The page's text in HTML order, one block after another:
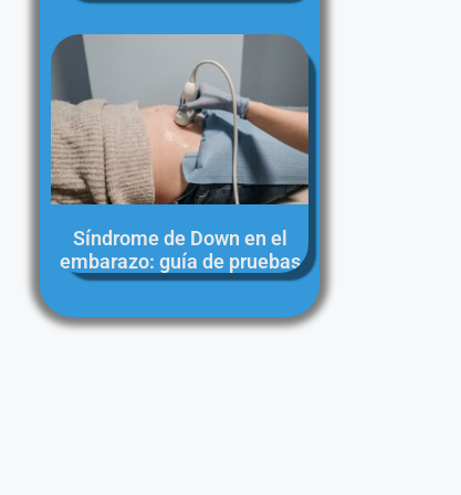
Síndrome de Down en el
embarazo: guía de pruebas